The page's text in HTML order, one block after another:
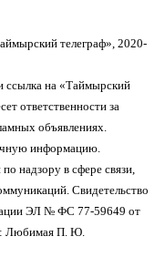
телеграф», 2020-
ссылка на «Таймырский
ответственности за
объявлениях.
информацию.
надзору в сфере связи,
Свидетельство
ЭЛ № ФС 77-59649 от
Любимая П. Ю.